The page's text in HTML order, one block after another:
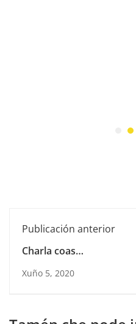
Publicación anterior
Charla coas
Refuxio de Bando
Xuño 5, 2020